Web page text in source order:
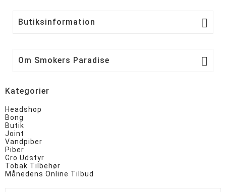
Butiksinformation 
Om Smokers Paradise 
Kategorier
Headshop
Bong
Butik
Joint
Vandpiber
Piber
Gro Udstyr
Tobak Tilbehør
Månedens Online Tilbud